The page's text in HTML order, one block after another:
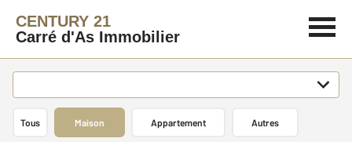
CENTURY 21
Carré d'As Immobilier
Tous Maison Appartement Autres